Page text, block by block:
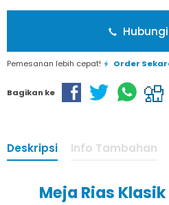
Pemesanan lebih cepat! Order
Bagikan ke
Deskripsi Info Tambahan
Meja Rias